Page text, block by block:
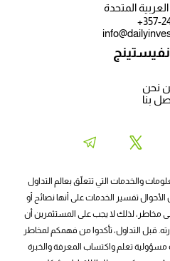
نحن
بنا
العربية المتحدة
357-
والخدمات التي تتعلّق بعالم التداول
الأحوال تفسير الخدمات على أنها نصائح أو
مخاطر، لذلك لا يجب على المستثمرين أن
قبل التداول، تأكدوا من فهمكم لمخاطر
تعلم واكتساب المعرفة والخبرة